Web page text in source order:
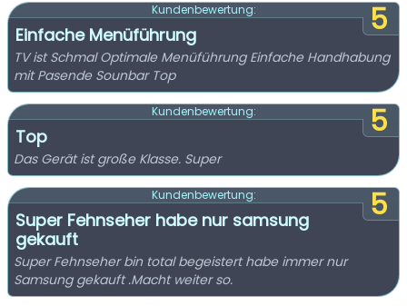
5
Kundenbewertung:
Einfache Menüführung
TV ist Schmal Optimale Menüführung Einfache Handhabung
mit Pasende Sounbar Top
5
Kundenbewertung:
Top
Das Gerät ist große Klasse. Super
5
Kundenbewertung:
Super Fehnseher habe nur samsung
gekauft
Super Fehnseher bin total begeistert habe immer nur
Samsung gekauft .Macht weiter so.